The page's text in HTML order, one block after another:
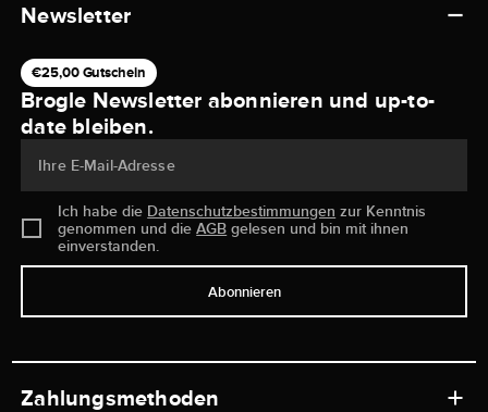
Newsletter
€25,00 Gutschein
Brogle Newsletter abonnieren und up-to-
date bleiben.
Ihre E-Mail-Adresse
Ich habe die Datenschutzbestimmungen zur Kenntnis
genommen und dieAGB gelesen und bin mit ihnen
einverstanden.
Abonnieren
Zahlungsmethoden